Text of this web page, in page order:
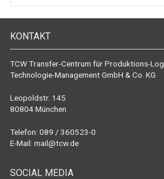
KONTAKT
TCW Transfer-Centrum für Produktions-
Technologie-Management GmbH & Co. KG
Leopoldstr. 145
80804 München
Telefon: 089 / 360523-0
E-Mail: mail@tcw.de
SOCIAL MEDIA